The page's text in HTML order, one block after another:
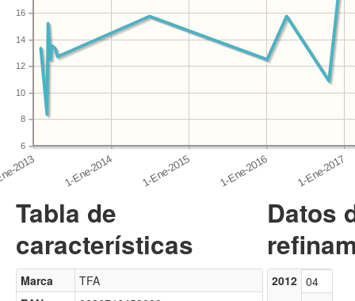
6
8
10
12
14
16
Tabla de
características
Marca
TFA
Datos
2012 04